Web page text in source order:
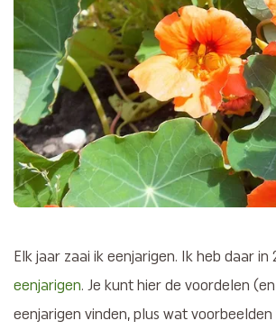
Elk jaar zaai ik eenjarigen. Ik heb daar
eenjarigen. Je kunt hier de voordelen
eenjarigen vinden, plus wat